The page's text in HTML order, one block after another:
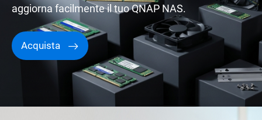
aggiorna facilmente il tuo QNAP NAS.
Acquista